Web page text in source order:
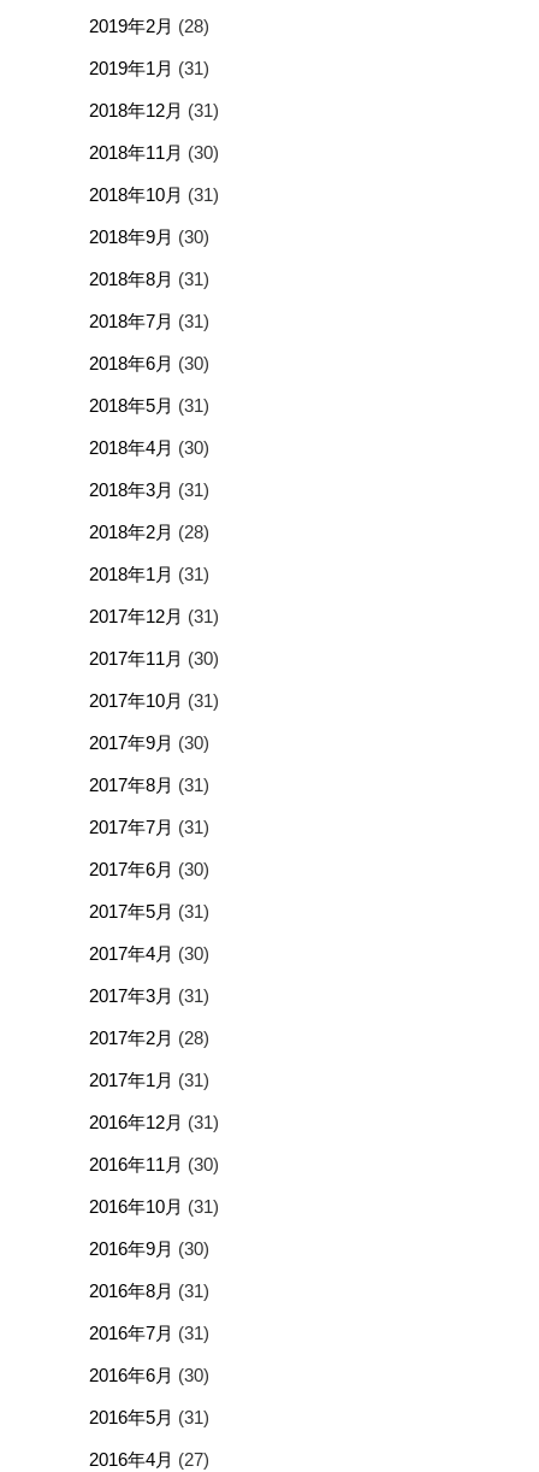
2019年2月 (28)
2019年1月 (31)
2018年12月 (31)
2018年11月 (30)
2018年10月 (31)
2018年9月 (30)
2018年8月 (31)
2018年7月 (31)
2018年6月 (30)
2018年5月 (31)
2018年4月 (30)
2018年3月 (31)
2018年2月 (28)
2018年1月 (31)
2017年12月 (31)
2017年11月 (30)
2017年10月 (31)
2017年9月 (30)
2017年8月 (31)
2017年7月 (31)
2017年6月 (30)
2017年5月 (31)
2017年4月 (30)
2017年3月 (31)
2017年2月 (28)
2017年1月 (31)
2016年12月 (31)
2016年11月 (30)
2016年10月 (31)
2016年9月 (30)
2016年8月 (31)
2016年7月 (31)
2016年6月 (30)
2016年5月 (31)
2016年4月 (27)